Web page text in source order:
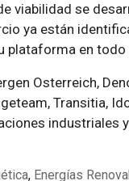
viabilidad se
ya están
plataforma en todo
Osterreich,
Transitia,
industriales
, Energías